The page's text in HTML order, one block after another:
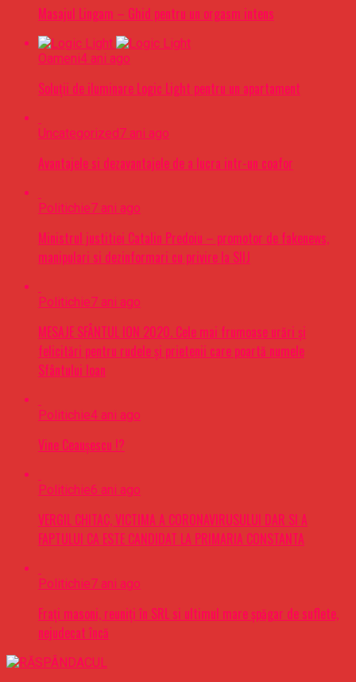
Masajul Lingam – Ghid pentru un orgasm intens
Oameni4 ani ago
Soluții de iluminare Logic Light pentru un apartament
Uncategorized7 ani ago
Avantajele si dezavantajele de a lucra intr-un coafor
Politichie7 ani ago
Ministrul justitiei Catalin Predoiu – promotor de fakenews,
manipulari si dezinformari cu privire la SIIJ
Politichie7 ani ago
MESAJE SFÂNTUL ION 2020. Cele mai frumoase urări şi
felicitări pentru rudele şi prietenii care poartă numele
Sfântului Ioan
Politichie4 ani ago
Vine Ceaușescu !?
Politichie6 ani ago
VERGIL CHITAC, VICTIMA A CORONAVIRUSULUI DAR SI A
FAPTULUI CA ESTE CANDIDAT LA PRIMARIA CONSTANTA
Politichie7 ani ago
Frați masoni, reuniți în SRL si ultimul mare șpăgar de suflete,
nejudecat încă